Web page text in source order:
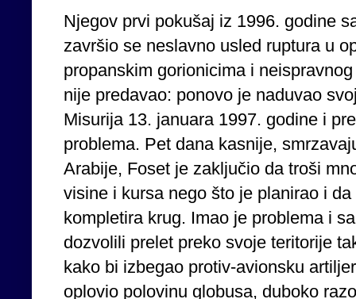
Njegov prvi pokušaj iz 1996. godine
završio se neslavno usled ruptura u
propanskim gorionicima i
nije predavao: ponovo je naduvao
Misurija 13. januara 1997. godine i
problema. Pet dana kasnije,
Arabije, Foset je zaključio da troši
visine i kursa nego što je planirao i
kompletira krug. Imao je problema i
dozvolili prelet preko svoje teritorije
kako bi izbegao protiv-avionsku
oplovio polovinu globusa, duboko